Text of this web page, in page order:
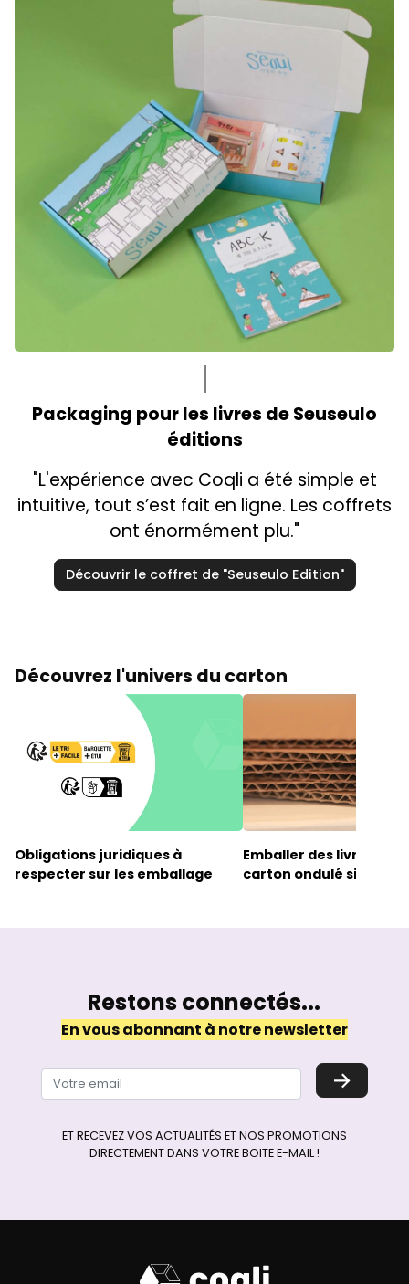
Packaging pour les livres de Seuseulo
éditions
"L'expérience avec Coqli a été simple et
intuitive, tout s’est fait en ligne. Les coffrets
ont énormément plu."
Découvrir le coffret de "Seuseulo Edition"
Découvrez l'univers du carton
Obligations juridiques à
respecter sur les emballage
Emballer des livres
carton ondulé simple
Restons connectés...
En vous abonnant à notre newsletter
→
ET RECEVEZ VOS ACTUALITÉS ET NOS PROMOTIONS
DIRECTEMENT DANS VOTRE BOITE E-MAIL !